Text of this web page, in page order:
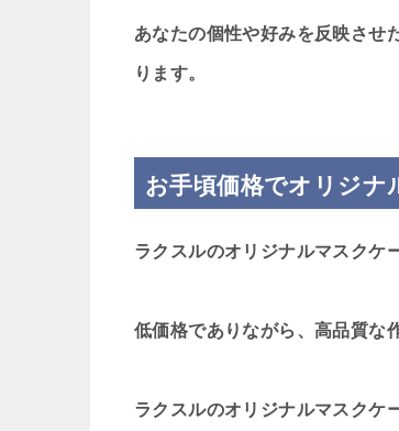
あなたの個性や好みを反映させ
ります。
お手頃価格でオリジナ
ラクスルのオリジナルマスクケ
低価格でありながら、高品質な
ラクスルのオリジナルマスクケ